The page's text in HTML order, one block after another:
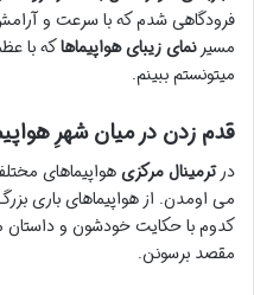
فرودگاهی شدم که با سرعت و
مسیرنمای زیبای هواپیماهاکه با
میتونستم ببینم.
قدم زدن در میان شهرِ
درترمینال مرکزیهواپیماهای
می اومدن. از هواپیماهای باری
کدوم با حکایت خودشون و
مقصد برسونن.